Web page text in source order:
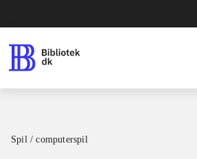
Spil / computerspil